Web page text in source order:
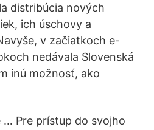
distribúcia nových
ich úschovy a
v začiatkoch e-
nedávala Slovenská
inú možnosť, ako
… Pre prístup do svojho